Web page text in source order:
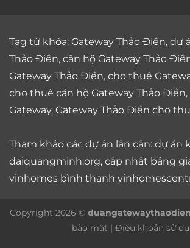
Tag từ khóa: Gateway Thảo Điền, dự
Thảo Điền, căn hộ Gateway Thảo
Gateway Thảo Điền, cho thuê
cho thuê căn hộ Gateway Thảo Điền,
Gateway, Gateway Thảo Điền cho
Tham khảo các dự án lân cận: dự án
daiquangminh.org, cập nhật bảng
vinhomes bình thạnh
Copyright 2026 ©
bảo mật | Điều khoản sử